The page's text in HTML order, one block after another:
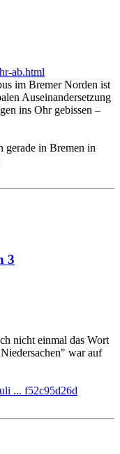
ab.html
im Bremer Norden ist
Auseinandersetzung
ins Ohr gebissen –
gerade in Bremen in
3
nicht einmal das Wort
war auf
... f52c95d26d